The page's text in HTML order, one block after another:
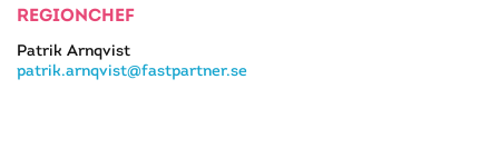
REGIONCHEF
Patrik Arnqvist
patrik.arnqvist@fastpartner.se